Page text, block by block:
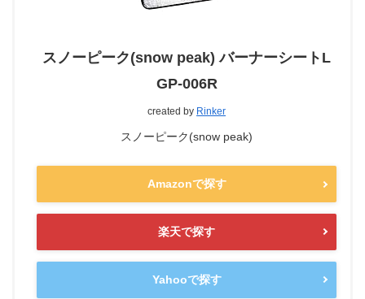
スノーピーク(snow peak) バーナーシートL
GP-006R
created by Rinker
スノーピーク(snow peak)
Amazonで探す
楽天で探す
Yahooで探す